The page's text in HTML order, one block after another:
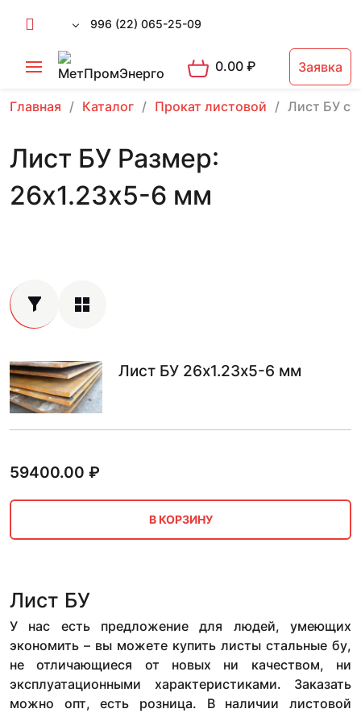
996 (22) 065-25-09
0.00₽ Заявка
Главная Каталог Прокат листовой Лист БУ
Лист БУ Размер:
26х1.23х5-6 мм
Лист БУ 26х1.23х5-6 мм
59400.00 ₽
В КОРЗИНУ
Лист БУ
У нас есть предложение для людей, умеющих
экономить – вы можете купить листы стальные бу,
не отличающиеся от новых ни качеством, ни
эксплуатационными характеристиками. Заказать
можно опт, есть розница. В наличии листовой